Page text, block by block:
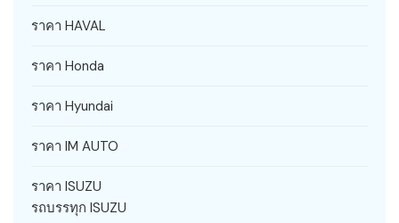
ราคา HAVAL
ราคา Honda
ราคา Hyundai
ราคา IM AUTO
ราคา ISUZU
รถบรรทุก ISUZU